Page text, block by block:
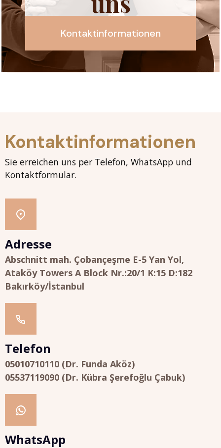
Kontaktinformationen
Kontaktinformationen
Sie erreichen uns per Telefon, WhatsApp und
Kontaktformular.
Adresse
Abschnitt mah. Çobançeşme E-5 Yan Yol,
Ataköy Towers A Block Nr.:20/1 K:15 D:182
Bakırköy/İstanbul
Telefon
05010710110 (Dr. Funda Aköz)
05537119090 (Dr. Kübra Şerefoğlu Çabuk)
WhatsApp